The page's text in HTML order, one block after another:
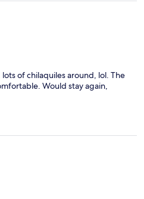
of chilaquiles around, lol. The
Would stay again,